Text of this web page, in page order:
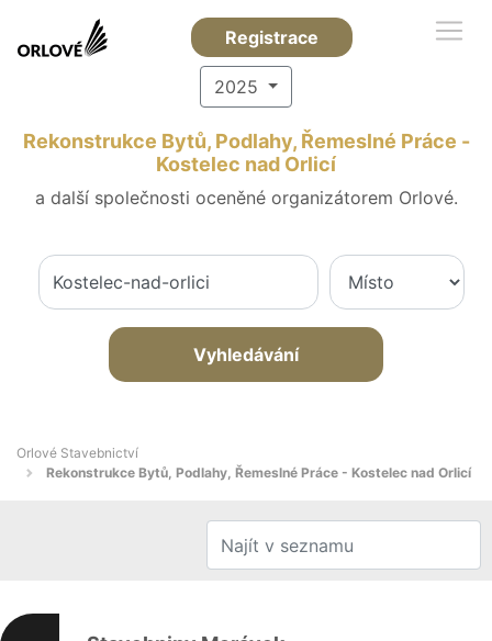
Registrace
2025
Rekonstrukce Bytů, Podlahy, Řemeslné Práce -
Kostelec nad Orlicí
a další společnosti oceněné organizátorem Orlové.
Vyhledávání
Orlové Stavebnictví
Rekonstrukce Bytů, Podlahy, Řemeslné Práce - Kostelec nad Orlicí